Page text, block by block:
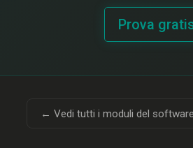
Prova
← Vedi tutti i moduli del